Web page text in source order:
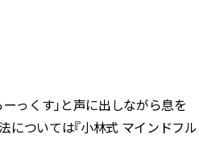
っくす」と声に出しながら息を
については『小林式 マインドフル